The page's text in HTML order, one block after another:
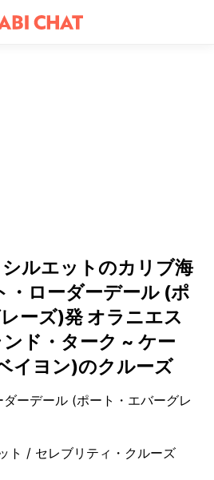
ルエットのカリブ海
・ローダーデール (ポ
ーズ)発 オラニエス
ド・ターク ~ ケー
イヨン)のクルーズ
ーデール (ポート・エバーグレ
ト / セレブリティ・クルーズ